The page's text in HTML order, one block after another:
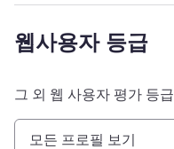
웹사용자 등급
그 외 웹 사용자 평가 등급
모든 프로필 보기